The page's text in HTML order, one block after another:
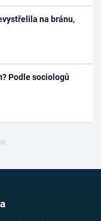
na bránu,
Podle sociologů